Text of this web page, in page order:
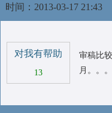
时间：2013-03-17 21:43
对我有帮助
13
审稿比
月。。。